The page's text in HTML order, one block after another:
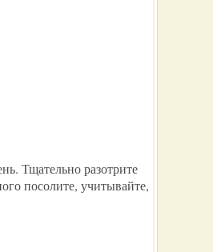
Тщательно разотрите
посолите, учитывайте,